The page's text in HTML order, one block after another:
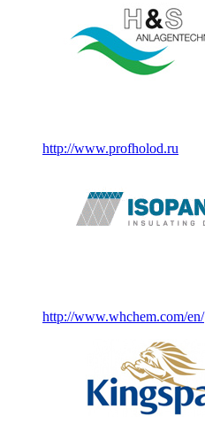
http://www.profholod.ru
http://www.whchem.com/en/